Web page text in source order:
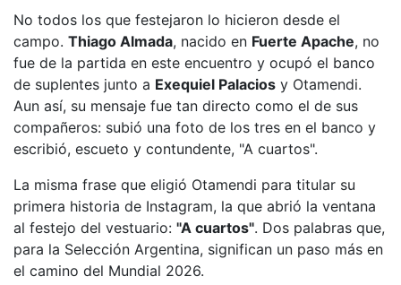
No todos los que festejaron lo hicieron desde el
campo. Thiago Almada, nacido en Fuerte Apache, no
fue de la partida en este encuentro y ocupó el banco
de suplentes junto a Exequiel Palacios y Otamendi.
Aun así, su mensaje fue tan directo como el de sus
compañeros: subió una foto de los tres en el banco y
escribió, escueto y contundente, "A cuartos".
La misma frase que eligió Otamendi para titular su
primera historia de Instagram, la que abrió la ventana
al festejo del vestuario: "A cuartos". Dos palabras que,
para la Selección Argentina, significan un paso más en
el camino del Mundial 2026.